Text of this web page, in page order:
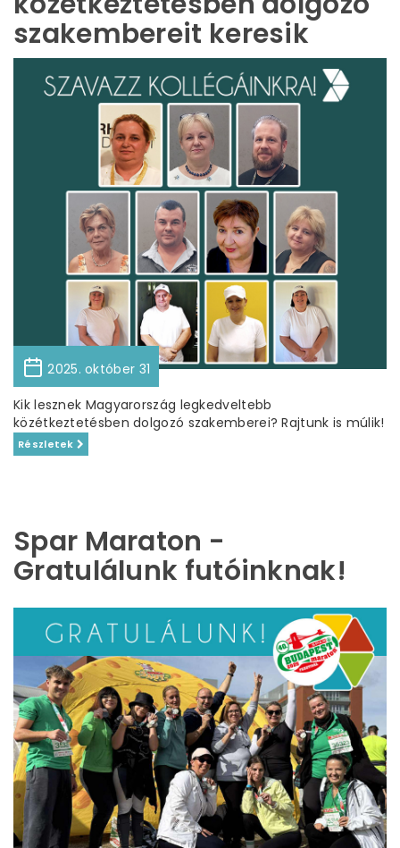
szakembereit keresik
2025. október 31
Kik lesznek Magyarország legkedveltebb
közétkeztetésben dolgozó szakemberei? Rajtunk is múlik!
Részletek
Spar Maraton -
Gratulálunk futóinknak!